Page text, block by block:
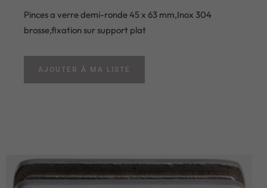
Pinces a verre demi-ronde 45 x 63 mm,Inox 304
brosse,fixation sur support plat
AJOUTER À MA LISTE